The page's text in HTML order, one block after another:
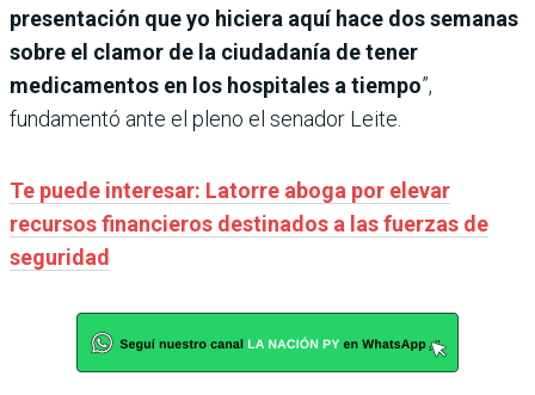
presentación que yo hiciera aquí hace dos semanas
sobre el clamor de la ciudadanía de tener
medicamentos en los hospitales a tiempo”,
fundamentó ante el pleno el senador Leite.
Te puede interesar: Latorre aboga por elevar
recursos financieros destinados a las fuerzas de
seguridad